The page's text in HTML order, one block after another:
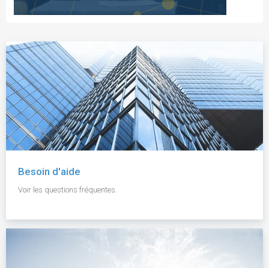
Besoin d'aide
Voir les questions fréquentes.